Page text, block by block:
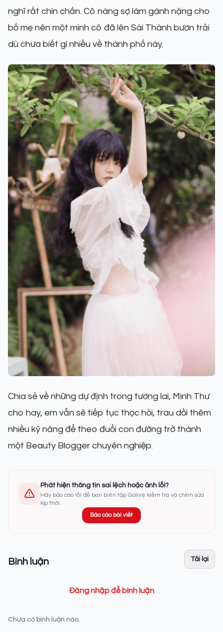
nghĩ rất chín chắn. Cô nàng sợ làm gánh nặng cho
bố mẹ nên một mình cô đã lên Sài Thành bươn trải
dù chưa biết gì nhiều về thành phố này.
Chia sẻ về những dự định trong tương lai, Minh Thư
cho hay, em vẫn sẽ tiếp tục thọc hỏi, trau dồi thêm
nhiều kỹ năng để theo đuổi con đường trở thành
một Beauty Blogger chuyên nghiệp.
Phát hiện thông tin sai lệch hoặc ảnh lỗi?
Hãy báo cáo lỗi để ban biên tập Golive kiểm tra và chỉnh sửa
kịp thời.
Báo cáo bài viết
Bình luận Tải lại
Đăng nhập để bình luận
Chưa có bình luận nào.